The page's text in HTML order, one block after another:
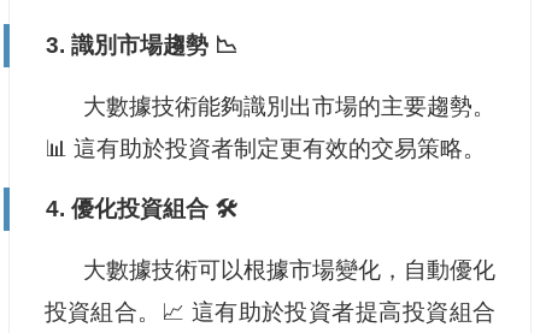
3. 識別市場趨勢 📉
大數據技術能夠識別出市場的主要趨勢。
📊 這有助於投資者制定更有效的交易策略。
4. 優化投資組合 🛠️
大數據技術可以根據市場變化，自動優化
投資組合。📈 這有助於投資者提高投資組合